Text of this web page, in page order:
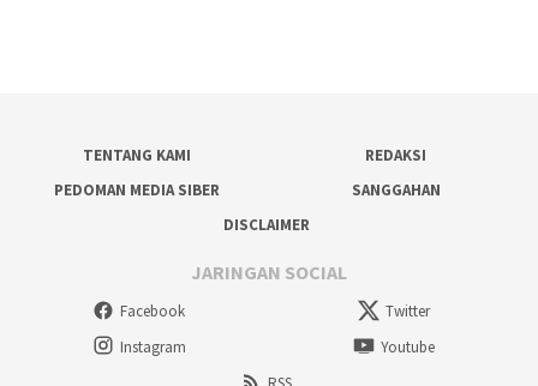
TENTANG KAMI
REDAKSI
PEDOMAN MEDIA SIBER
SANGGAHAN
DISCLAIMER
JARINGAN SOCIAL
Facebook
Twitter
Instagram
Youtube